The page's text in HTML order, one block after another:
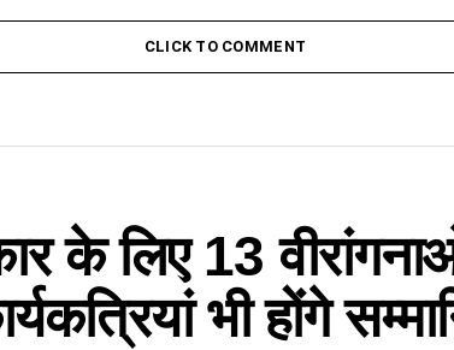
CLICK TO COMMENT
के लिए 13
भी होंगे